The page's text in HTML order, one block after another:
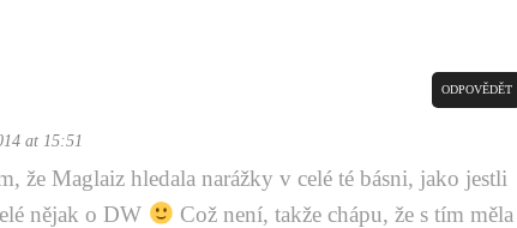
at 15:51
ODPOVĚDĚT
že Maglaiz hledala narážky v celé té básni, jako jestli
nějak o DW
Což není, takže chápu, že s tím měla